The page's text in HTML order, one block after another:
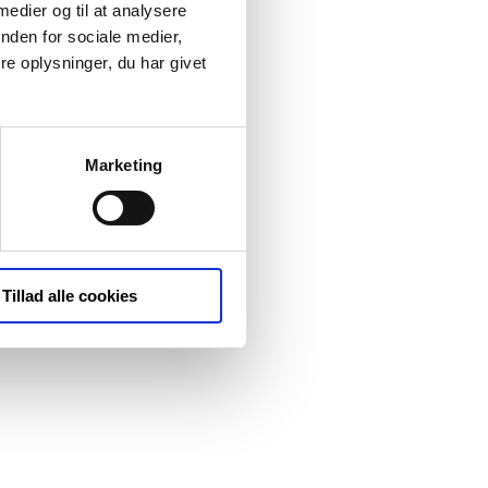
og til at analysere
for sociale medier,
oplysninger, du har givet
Marketing
Tillad alle cookies